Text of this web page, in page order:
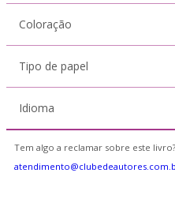
Coloração
Tipo de papel
Idioma
Tem algo a reclamar sobre este